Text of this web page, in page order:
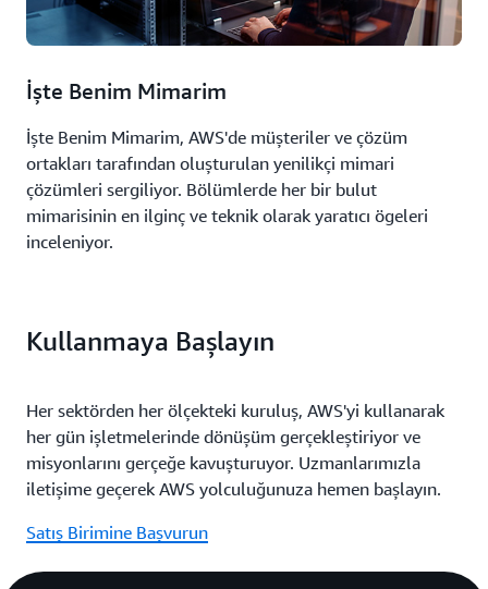
İşte Benim Mimarim
İşte Benim Mimarim, AWS'de müşteriler ve çözüm
ortakları tarafından oluşturulan yenilikçi mimari
çözümleri sergiliyor. Bölümlerde her bir bulut
mimarisinin en ilginç ve teknik olarak yaratıcı ögeleri
inceleniyor.
Kullanmaya Başlayın
Her sektörden her ölçekteki kuruluş, AWS'yi kullanarak
her gün işletmelerinde dönüşüm gerçekleştiriyor ve
misyonlarını gerçeğe kavuşturuyor. Uzmanlarımızla
iletişime geçerek AWS yolculuğunuza hemen başlayın.
Satış Birimine Başvurun